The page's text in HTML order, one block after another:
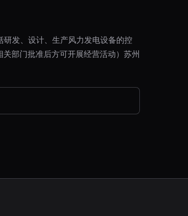
发、设计、生产风力发电设备的控
部门批准后方可开展经营活动）苏州